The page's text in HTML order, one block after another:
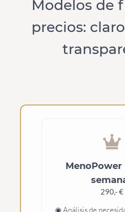
Modelos de
precios:
MenoPower
290,- €
◉ Análisis de